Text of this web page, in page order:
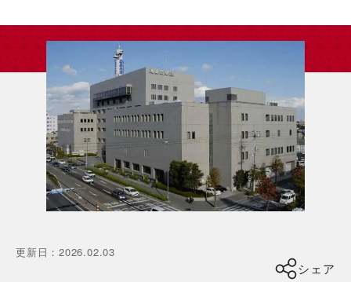
更新日 ：2026.02.03
シェア